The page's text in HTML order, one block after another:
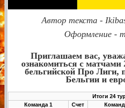
Автор текста -
Оформление -
Приглашаем вас,
ознакомиться с матчами
бельгийской Про Лиги,
Бельгии и
Итоги 24
Команда 1
Счет